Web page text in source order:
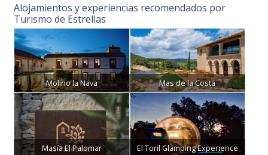
Alojamientos y experiencias recomendados por
Turismo de Estrellas
Molino la Nava Mas de la Costa
Masía El Palomar El Toril Glamping Experience